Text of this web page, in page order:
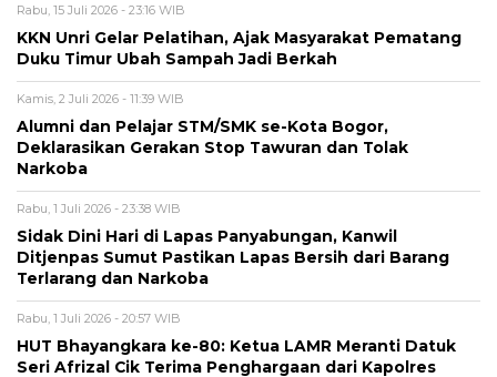
Rabu, 15 Juli 2026 - 23:16 WIB
KKN Unri Gelar Pelatihan, Ajak Masyarakat Pematang
Duku Timur Ubah Sampah Jadi Berkah
Kamis, 2 Juli 2026 - 11:39 WIB
Alumni dan Pelajar STM/SMK se-Kota Bogor,
Deklarasikan Gerakan Stop Tawuran dan Tolak
Narkoba
Rabu, 1 Juli 2026 - 23:38 WIB
Sidak Dini Hari di Lapas Panyabungan, Kanwil
Ditjenpas Sumut Pastikan Lapas Bersih dari Barang
Terlarang dan Narkoba
Rabu, 1 Juli 2026 - 20:57 WIB
HUT Bhayangkara ke-80: Ketua LAMR Meranti Datuk
Seri Afrizal Cik Terima Penghargaan dari Kapolres